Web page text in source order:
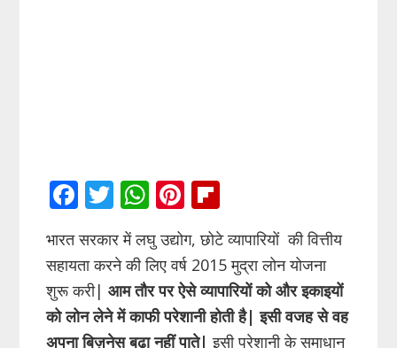
F
e
b
o
o
T
w
itt
er
W
at
s
A
p
Pi
nt
er
e
st
b
o
ar
d
भारत सरकार में लघु उद्योग, छोटे व्यापारियों की वित्तीय
सहायता करने की लिए वर्ष 2015 मुद्रा लोन योजना
शुरू करी|आम तौर पर ऐसे व्यापारियों को और इकाइयों
को लोन लेने में काफी परेशानी होती है| इसी वजह से वह
अपना बिज़नेस बढ़ा नहीं पाते| इसी परेशानी के समाधान